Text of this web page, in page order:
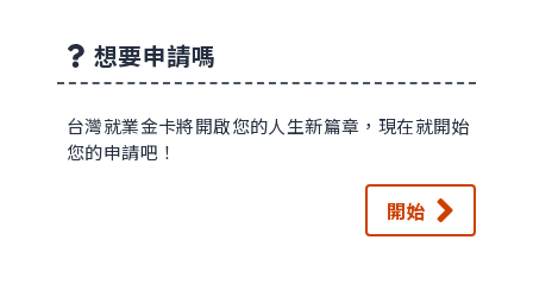
想要申請嗎
台灣就業金卡將開啟您的人生新篇章，現在就開始
您的申請吧！
開始